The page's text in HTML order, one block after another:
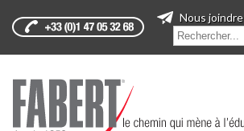
Nous joindre